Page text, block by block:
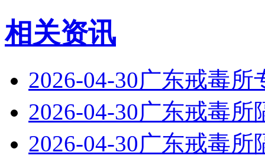
相关资讯
2026-04-30广东戒毒所
2026-04-30广东戒毒所
2026-04-30广东戒毒所